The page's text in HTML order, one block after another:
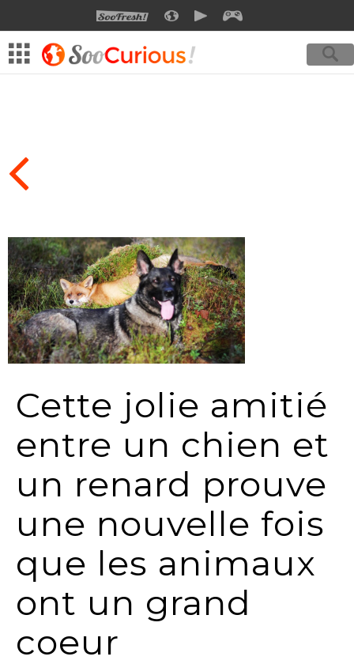
SOOFRESHSOOCURIOUSSOOMOTION
Cette jolie amitié
entre un chien et
un renard prouve
une nouvelle fois
que les animaux
ont un grand
coeur